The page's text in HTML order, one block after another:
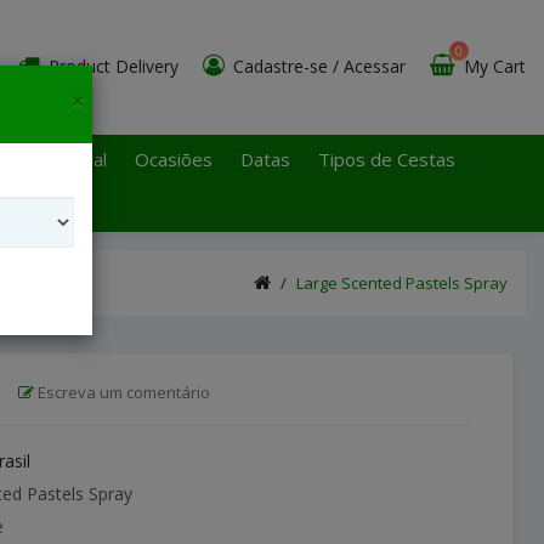
Product Delivery Cadastre-se / Acessar My Cart
0
Paulo Litoral Ocasiões Datas
Tipos de Cestas
Large Scented Pastels Spray
Escreva um comentário
Pastels Spray
×